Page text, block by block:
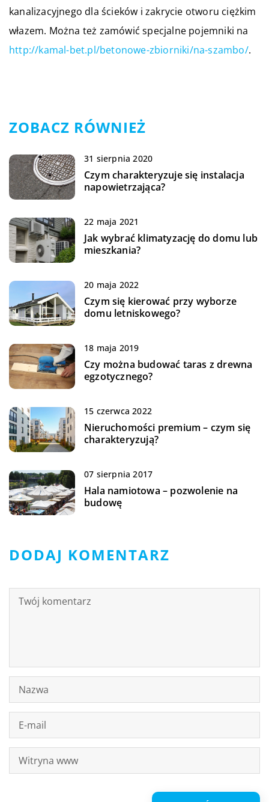
kanalizacyjnego dla ścieków i zakrycie otworu ciężkim
włazem. Można też zamówić specjalne pojemniki na
http://kamal-bet.pl/betonowe-zbiorniki/na-szambo/.
ZOBACZ RÓWNIEŻ
31 sierpnia 2020
Czym charakteryzuje się instalacja
napowietrzająca?
22 maja 2021
Jak wybrać klimatyzację do domu lub
mieszkania?
20 maja 2022
Czym się kierować przy wyborze
domu letniskowego?
18 maja 2019
Czy można budować taras z drewna
egzotycznego?
15 czerwca 2022
Nieruchomości premium – czym się
charakteryzują?
07 sierpnia 2017
Hala namiotowa – pozwolenie na
budowę
DODAJ KOMENTARZ